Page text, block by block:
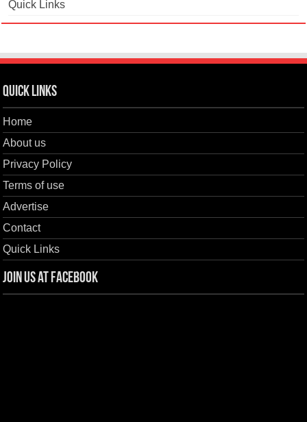
Quick Links
Quick Links
Home
About us
Privacy Policy
Terms of use
Advertise
Contact
Quick Links
Join us at Facebook